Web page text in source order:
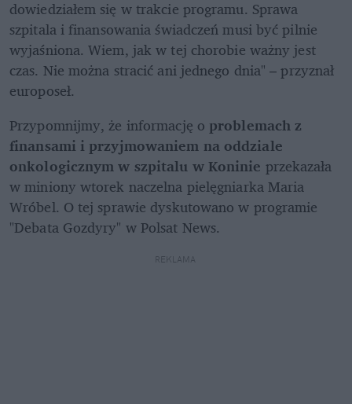
dowiedziałem się w trakcie programu. Sprawa
szpitala i finansowania świadczeń musi być pilnie
wyjaśniona. Wiem, jak w tej chorobie ważny jest
czas. Nie można stracić ani jednego dnia" – przyznał
europoseł.
Przypomnijmy, że informację o problemach z
finansami i przyjmowaniem na oddziale
onkologicznym w szpitalu w Koninie przekazała
w miniony wtorek naczelna pielęgniarka Maria
Wróbel. O tej sprawie dyskutowano w programie
"Debata Gozdyry" w Polsat News.
REKLAMA